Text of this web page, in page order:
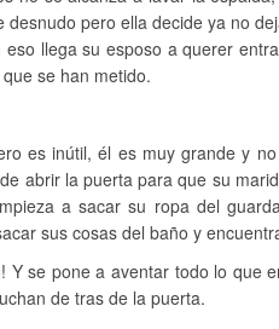
desnudo pero ella decide ya no
llega su esposo a querer
se han metido.
es inútil, él es muy grande y
abrir la puerta para que su
a sacar su ropa del
sus cosas del baño y
Y se pone a aventar todo lo que
de tras de la puerta.